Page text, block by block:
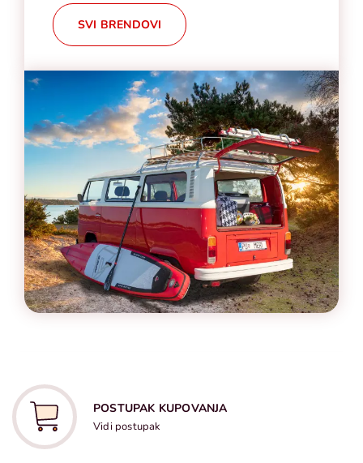
SVI BRENDOVI
POSTUPAK KUPOVANJA
Vidi postupak